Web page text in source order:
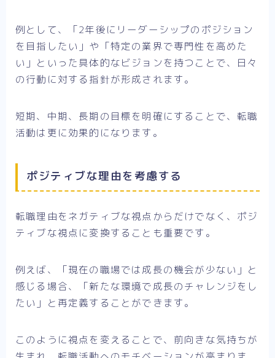
例として、「2年後にリーダーシップのポジション
を目指したい」や「特定の業界で専門性を高めた
い」といった具体的なビジョンを持つことで、日々
の行動に対する指針が形成されます。
短期、中期、長期の目標を明確にすることで、転職
活動は更に効果的になります。
ポジティブな理由を考慮する
転職理由をネガティブな視点からだけでなく、ポジ
ティブな視点に変換することも重要です。
例えば、「現在の職場では成長の機会が少ない」と
感じる場合、「新たな環境で成長のチャレンジをし
たい」と再定義することができます。
このように視点を変えることで、前向きな気持ちが